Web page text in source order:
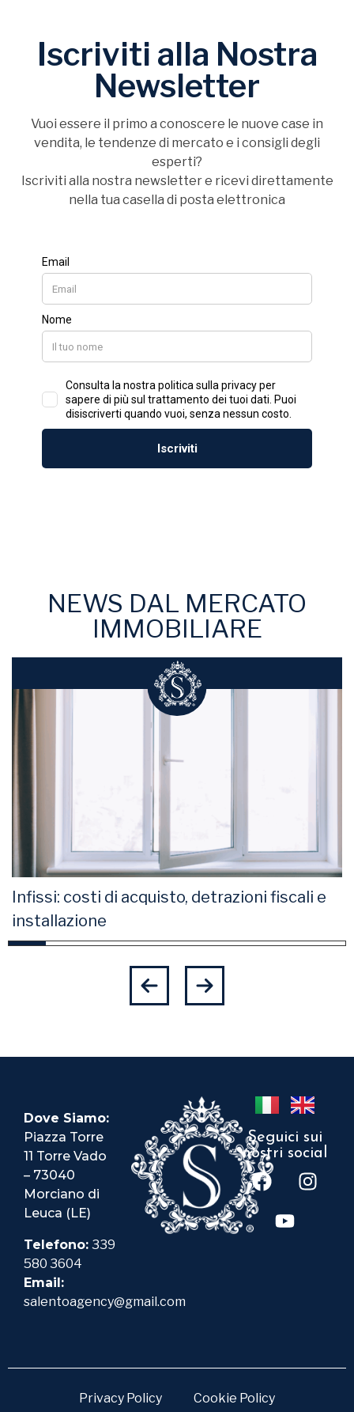
Iscriviti alla Nostra
Newsletter
Vuoi essere il primo a conoscere le nuove case in
vendita, le tendenze di mercato e i consigli degli
esperti?
Iscriviti alla nostra newsletter e ricevi direttamente
nella tua casella di posta elettronica
NEWS DAL MERCATO
IMMOBILIARE
Infissi: costi di acquisto, detrazioni fiscali e
installazione
Dove Siamo:
Piazza Torre
11 Torre Vado
– 73040
Morciano di
Leuca (LE)
Telefono: 339
580 3604
Email:
salentoagency@gmail.com
Seguici sui
nostri social
Privacy Policy Cookie Policy